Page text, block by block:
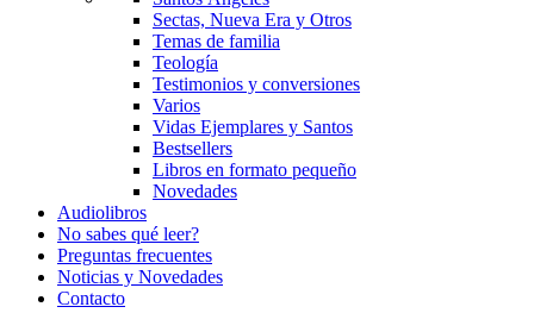
Sectas, Nueva Era y Otros
Temas de familia
Teología
Testimonios y conversiones
Varios
Vidas Ejemplares y Santos
Bestsellers
Libros en formato pequeño
Novedades
Audiolibros
No sabes qué leer?
Preguntas frecuentes
Noticias y Novedades
Contacto